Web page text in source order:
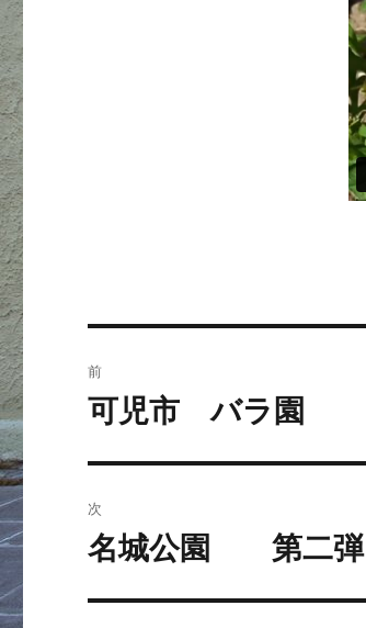
稿
ゲ
前
過
の
投
稿:
可児市 バラ園
次
次
投
名城公園 第二弾